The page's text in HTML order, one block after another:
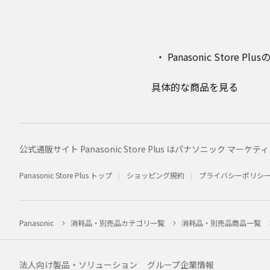
Panasonic Store Plus
具体的な商品を見る
公式通販サイト Panasonic Store Plus はパナソニック マーケテ
Panasonic Store Plus トップ ショッピング規約 プライバシーポリシー
Panasonic 消耗品・別売品カテゴリ一覧 消耗品・別売品商品一覧
法人向け製品・ソリューション グループ企業情報